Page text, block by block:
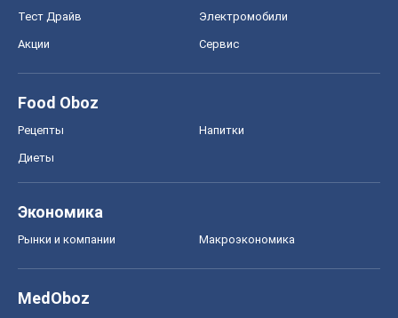
Тест Драйв Электромобили
Акции Сервис
Food Oboz
Рецепты Напитки
Диеты
Экономика
Рынки и компании Mакроэкономика
MedOboz